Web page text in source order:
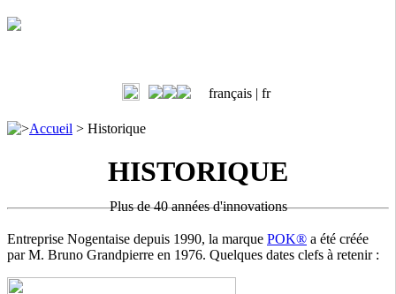
français | fr
>Accueil > Historique
HISTORIQUE
Plus de 40 années d'innovations
Entreprise Nogentaise depuis 1990, la marque POK® a été créée
par M. Bruno Grandpierre en 1976. Quelques dates clefs à retenir :